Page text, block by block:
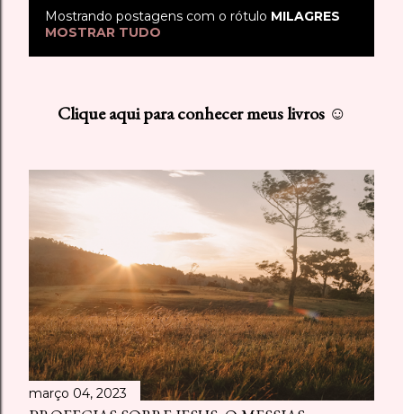
o
a
g
e
s
Mostrando postagens com o rótulo MILAGRES
MOSTRAR TUDO
Clique aqui para conhecer meus livros ☺
março 04, 2023